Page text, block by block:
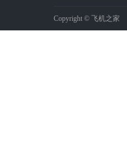
Copyright © 飞机之家